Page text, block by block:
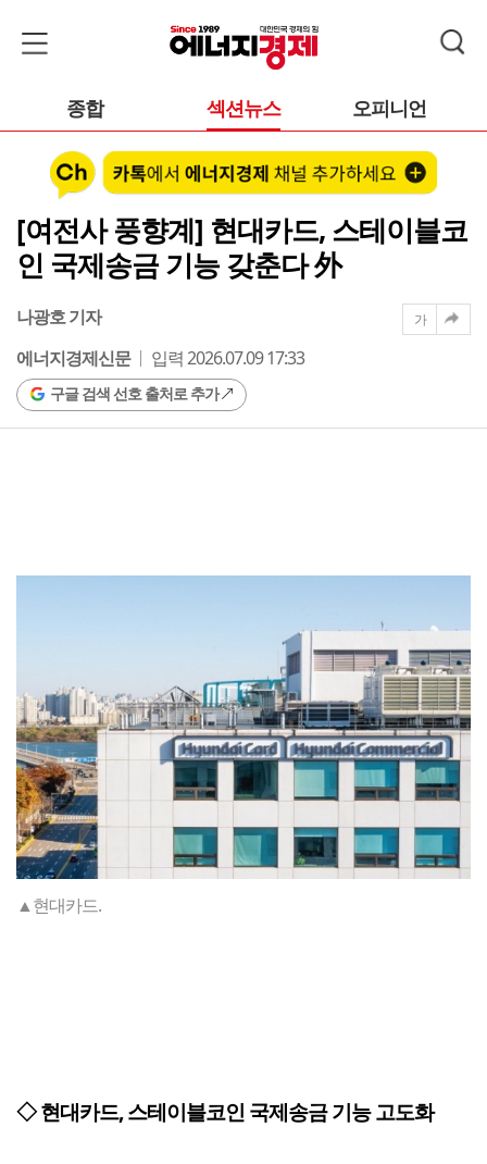
종합 섹션뉴스 오피니언
[여전사 풍향계] 현대카드, 스테이블코
인 국제송금 기능 갖춘다 外
나광호 기자
에너지경제신문
입력 2026.07.09 17:33
구글 검색 선호 출처로 추가
가
▲현대카드.
◇현대카드, 스테이블코인 국제송금 기능 고도화